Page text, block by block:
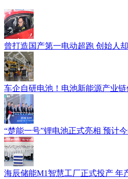
曾打造国产第一电动超跑 创始人
车企自研电池！电池新能源产业
“楚能一号”锂电池正式亮相 预计
海辰储能M1智慧工厂正式投产 年